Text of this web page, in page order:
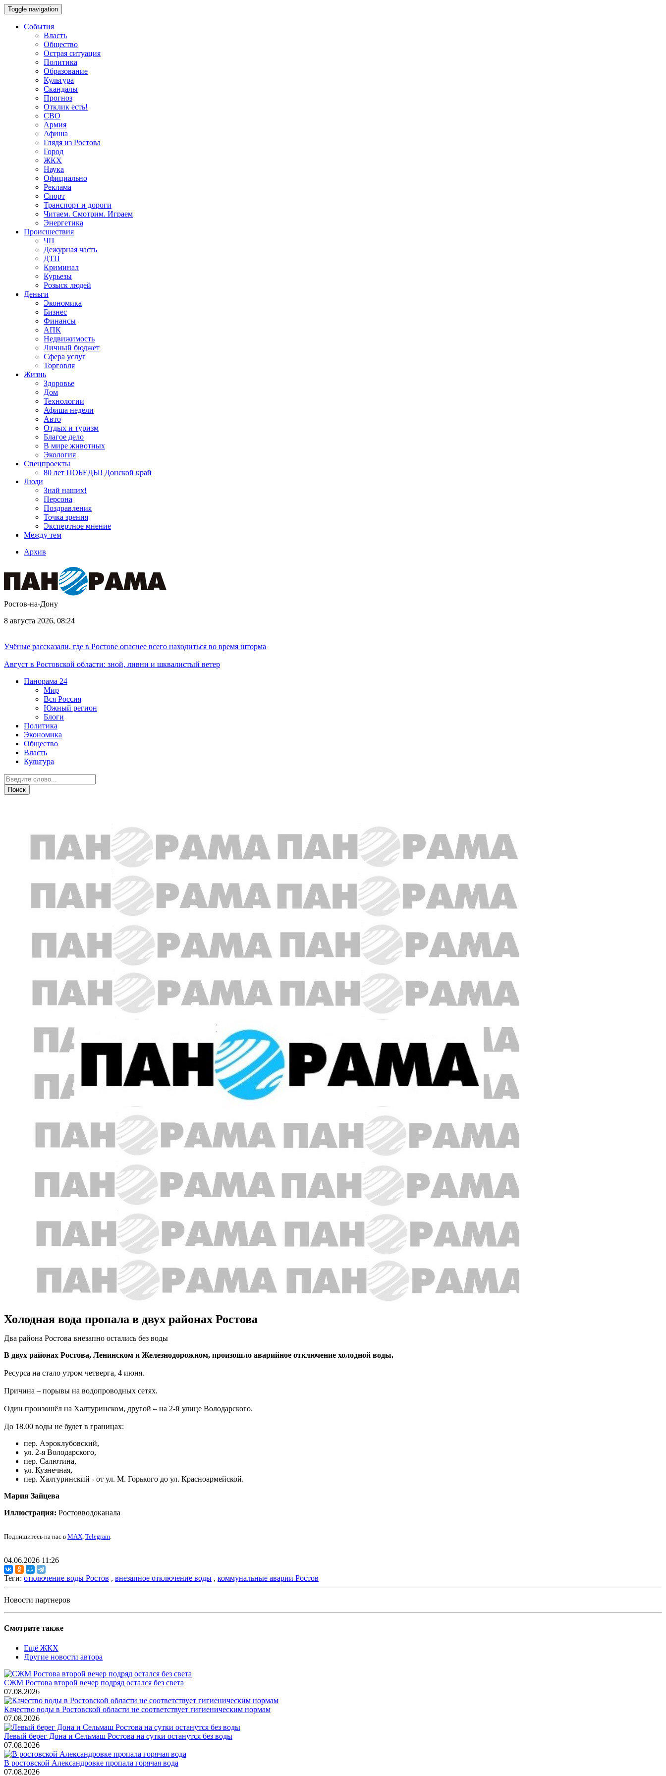
Toggle navigation
События
Власть
Общество
Острая ситуация
Политика
Образование
Культура
Скандалы
Прогноз
Отклик есть!
СВО
Армия
Афиша
Глядя из Ростова
Город
ЖКХ
Наука
Официально
Реклама
Спорт
Транспорт и дороги
Читаем. Смотрим. Играем
Энергетика
Происшествия
ЧП
Дежурная часть
ДТП
Криминал
Курьезы
Розыск людей
Деньги
Экономика
Бизнес
Финансы
АПК
Недвижимость
Личный бюджет
Сфера услуг
Торговля
Жизнь
Здоровье
Дом
Технологии
Афиша недели
Авто
Отдых и туризм
Благое дело
В мире животных
Экология
Спецпроекты
80 лет ПОБЕДЫ! Донской край
Люди
Знай наших!
Персона
Поздравления
Точка зрения
Экспертное мнение
Между тем
Архив
Ростов-на-Дону
8 августа 2026, 08:24
Учёные рассказали, где в Ростове опаснее всего находиться во время шторма
Август в Ростовской области: зной, ливни и шквалистый ветер
Панорама 24
Мир
Вся Россия
Южный регион
Блоги
Политика
Экономика
Общество
Власть
Культура
Холодная вода пропала в двух районах Ростова
Два района Ростова внезапно остались без воды
В двух районах Ростова, Ленинском и Железнодорожном, произошло аварийное отключение холодной воды.
Ресурса на стало утром четверга, 4 июня.
Причина – порывы на водопроводных сетях.
Один произошёл на Халтуринском, другой – на 2-й улице Володарского.
До 18.00 воды не будет в границах:
пер. Аэроклубовский,
ул. 2-я Володарского,
пер. Салютина,
ул. Кузнечная,
пер. Халтуринский - от ул. М. Горького до ул. Красноармейской.
Мария Зайцева
Иллюстрация: Ростовводоканала
Подпишитесь на нас в MAX, Telegram.
04.06.2026 11:26
Теги: отключение воды Ростов , внезапное отключение воды , коммунальные аварии Ростов
Новости партнеров
Смотрите также
Ещё ЖКХ
Другие новости автора
СЖМ Ростова второй вечер подряд остался без света
07.08.2026
Качество воды в Ростовской области не соответствует гигиеническим нормам
07.08.2026
Левый берег Дона и Сельмаш Ростова на сутки останутся без воды
07.08.2026
В ростовской Александровке пропала горячая вода
07.08.2026